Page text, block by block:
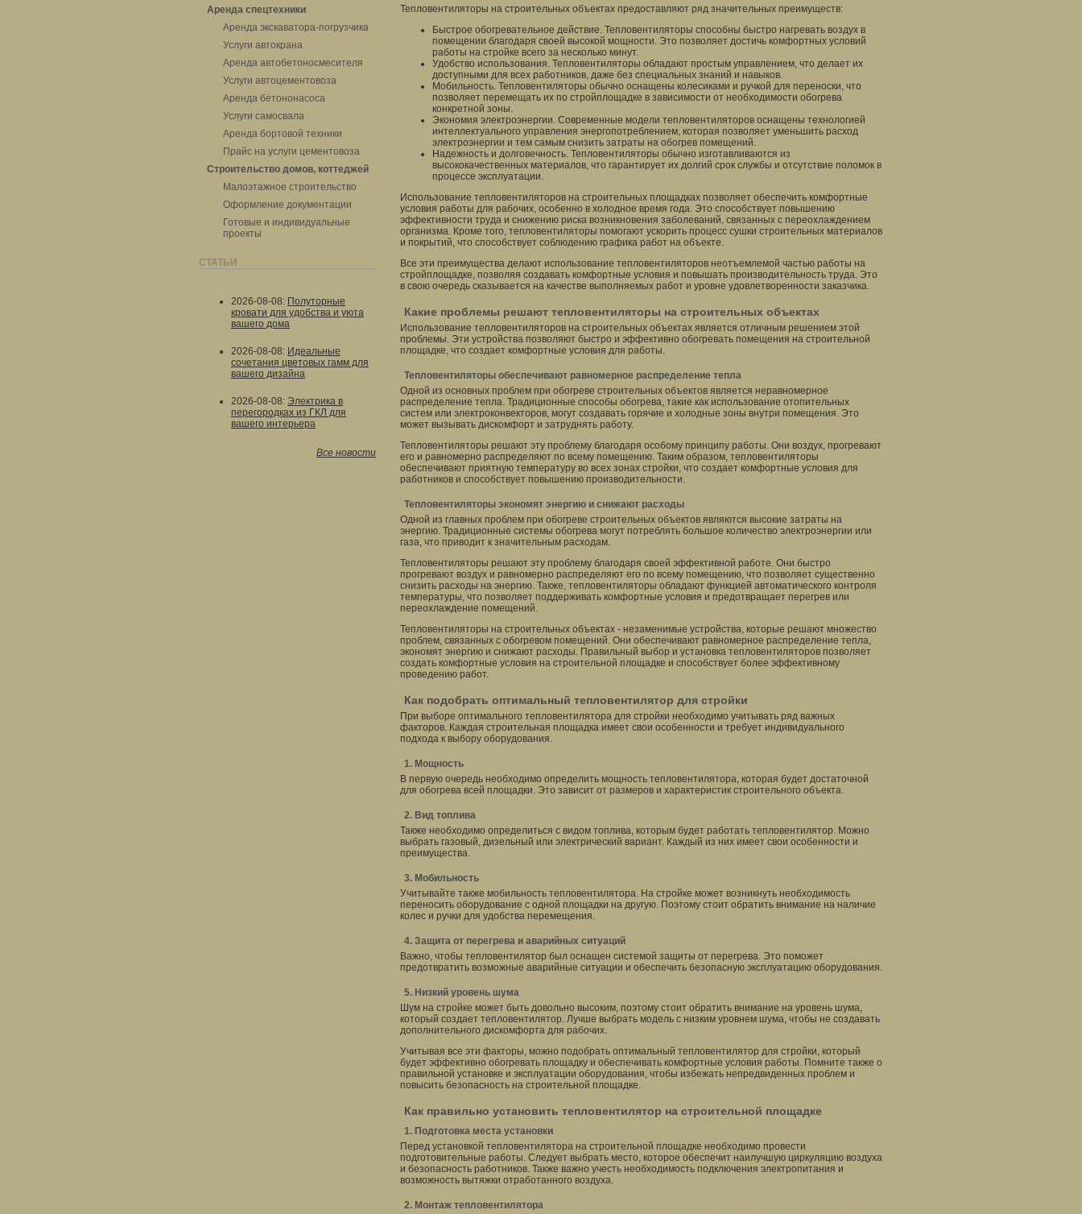
Аренда спецтехники
Аренда экскаватора-погрузчика
Услуги автокрана
Аренда автобетоносмесителя
Услуги автоцементовоза
Аренда бетононасоса
Услуги самосвала
Аренда бортовой техники
Прайс на услуги цементовоза
Строительство домов, коттеджей
Малоэтажное строительство
Оформление документации
Готовые и индивидуальные
проекты
СТАТЬИ
2026-08-08: Полуторные
кровати для удобства и уюта
вашего дома
2026-08-08: Идеальные
сочетания цветовых гамм для
вашего дизайна
2026-08-08: Электрика в
перегородках из ГКЛ для
вашего интерьера
Все новости
Тепловентиляторы на строительных объектах предоставляют ряд значительных преимуществ:
Быстрое обогревательное действие. Тепловентиляторы способны быстро нагревать воздух в
помещении благодаря своей высокой мощности. Это позволяет достичь комфортных условий
работы на стройке всего за несколько минут.
Удобство использования. Тепловентиляторы обладают простым управлением, что делает их
доступными для всех работников, даже без специальных знаний и навыков.
Мобильность. Тепловентиляторы обычно оснащены колесиками и ручкой для переноски, что
позволяет перемещать их по стройплощадке в зависимости от необходимости обогрева
конкретной зоны.
Экономия электроэнергии. Современные модели тепловентиляторов оснащены технологией
интеллектуального управления энергопотреблением, которая позволяет уменьшить расход
электроэнергии и тем самым снизить затраты на обогрев помещений.
Надежность и долговечность. Тепловентиляторы обычно изготавливаются из
высококачественных материалов, что гарантирует их долгий срок службы и отсутствие поломок в
процессе эксплуатации.
Использование тепловентиляторов на строительных площадках позволяет обеспечить комфортные
условия работы для рабочих, особенно в холодное время года. Это способствует повышению
эффективности труда и снижению риска возникновения заболеваний, связанных с переохлаждением
организма. Кроме того, тепловентиляторы помогают ускорить процесс сушки строительных материалов
и покрытий, что способствует соблюдению графика работ на объекте.
Все эти преимущества делают использование тепловентиляторов неотъемлемой частью работы на
стройплощадке, позволяя создавать комфортные условия и повышать производительность труда. Это
в свою очередь сказывается на качестве выполняемых работ и уровне удовлетворенности заказчика.
Какие проблемы решают тепловентиляторы на строительных объектах
Использование тепловентиляторов на строительных объектах является отличным решением этой
проблемы. Эти устройства позволяют быстро и эффективно обогревать помещения на строительной
площадке, что создает комфортные условия для работы.
Тепловентиляторы обеспечивают равномерное распределение тепла
Одной из основных проблем при обогреве строительных объектов является неравномерное
распределение тепла. Традиционные способы обогрева, такие как использование отопительных
систем или электроконвекторов, могут создавать горячие и холодные зоны внутри помещения. Это
может вызывать дискомфорт и затруднять работу.
Тепловентиляторы решают эту проблему благодаря особому принципу работы. Они воздух, прогревают
его и равномерно распределяют по всему помещению. Таким образом, тепловентиляторы
обеспечивают приятную температуру во всех зонах стройки, что создает комфортные условия для
работников и способствует повышению производительности.
Тепловентиляторы экономят энергию и снижают расходы
Одной из главных проблем при обогреве строительных объектов являются высокие затраты на
энергию. Традиционные системы обогрева могут потреблять большое количество электроэнергии или
газа, что приводит к значительным расходам.
Тепловентиляторы решают эту проблему благодаря своей эффективной работе. Они быстро
прогревают воздух и равномерно распределяют его по всему помещению, что позволяет существенно
снизить расходы на энергию. Также, тепловентиляторы обладают функцией автоматического контроля
температуры, что позволяет поддерживать комфортные условия и предотвращает перегрев или
переохлаждение помещений.
Тепловентиляторы на строительных объектах - незаменимые устройства, которые решают множество
проблем, связанных с обогревом помещений. Они обеспечивают равномерное распределение тепла,
экономят энергию и снижают расходы. Правильный выбор и установка тепловентиляторов позволяет
создать комфортные условия на строительной площадке и способствует более эффективному
проведению работ.
Как подобрать оптимальный тепловентилятор для стройки
При выборе оптимального тепловентилятора для стройки необходимо учитывать ряд важных
факторов. Каждая строительная площадка имеет свои особенности и требует индивидуального
подхода к выбору оборудования.
1. Мощность
В первую очередь необходимо определить мощность тепловентилятора, которая будет достаточной
для обогрева всей площадки. Это зависит от размеров и характеристик строительного объекта.
2. Вид топлива
Также необходимо определиться с видом топлива, которым будет работать тепловентилятор. Можно
выбрать газовый, дизельный или электрический вариант. Каждый из них имеет свои особенности и
преимущества.
3. Мобильность
Учитывайте также мобильность тепловентилятора. На стройке может возникнуть необходимость
переносить оборудование с одной площадки на другую. Поэтому стоит обратить внимание на наличие
колес и ручки для удобства перемещения.
4. Защита от перегрева и аварийных ситуаций
Важно, чтобы тепловентилятор был оснащен системой защиты от перегрева. Это поможет
предотвратить возможные аварийные ситуации и обеспечить безопасную эксплуатацию оборудования.
5. Низкий уровень шума
Шум на стройке может быть довольно высоким, поэтому стоит обратить внимание на уровень шума,
который создает тепловентилятор. Лучше выбрать модель с низким уровнем шума, чтобы не создавать
дополнительного дискомфорта для рабочих.
Учитывая все эти факторы, можно подобрать оптимальный тепловентилятор для стройки, который
будет эффективно обогревать площадку и обеспечивать комфортные условия работы. Помните также о
правильной установке и эксплуатации оборудования, чтобы избежать непредвиденных проблем и
повысить безопасность на строительной площадке.
Как правильно установить тепловентилятор на строительной площадке
1. Подготовка места установки
Перед установкой тепловентилятора на строительной площадке необходимо провести
подготовительные работы. Следует выбрать место, которое обеспечит наилучшую циркуляцию воздуха
и безопасность работников. Также важно учесть необходимость подключения электропитания и
возможность вытяжки отработанного воздуха.
2. Монтаж тепловентилятора